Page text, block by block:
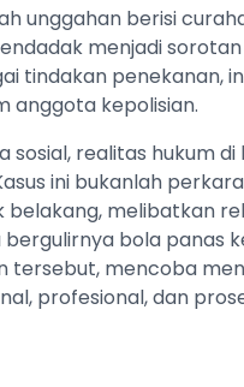
unggahan berisi
menjadi
tindakan penekanan,
anggota kepolisian.
sosial, realitas hukum
ini bukanlah
melibatkan
bola panas
tersebut, mencoba
profesional, dan